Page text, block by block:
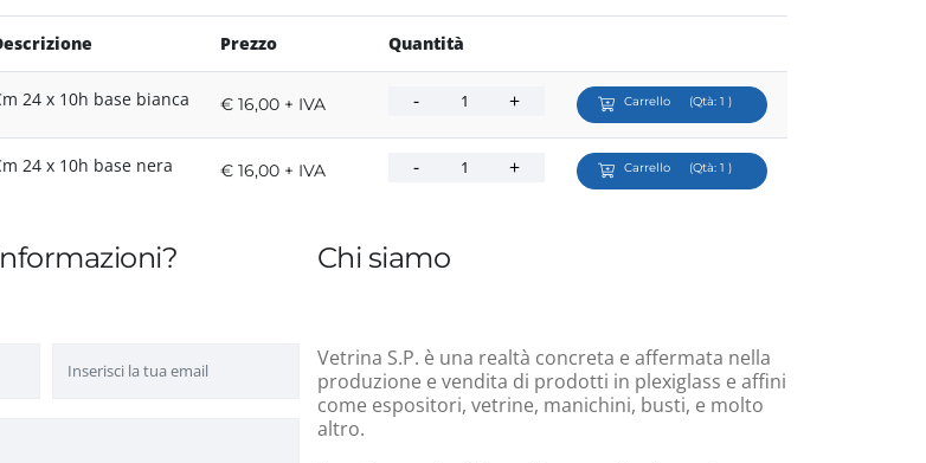
Prezzo Quantità
24 x 10h base bianca € 16,00 + IVA Carrello (Qtà:1 )
24 x 10h base nera € 16,00 + IVA Carrello (Qtà:1 )
Chi siamo
Vetrina S.P. è una realtà concreta e affermata nella
produzione e vendita di prodotti in plexiglass e affini
come espositori, vetrine, manichini, busti, e molto
altro.